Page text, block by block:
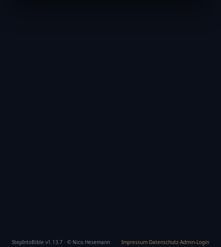
StepIntoBible v1.13.7 · © Nico Hesemann Impressum·Datenschutz·Admin-Login